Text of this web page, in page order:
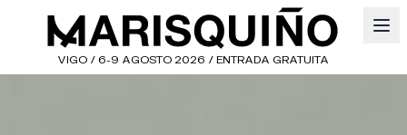
VIGO / 6-9 AGOSTO 2026 / ENTRADA GRATUITA